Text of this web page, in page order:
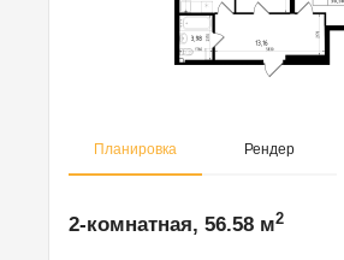
Планировка Рендер
2-комнатная, 56.58 м2